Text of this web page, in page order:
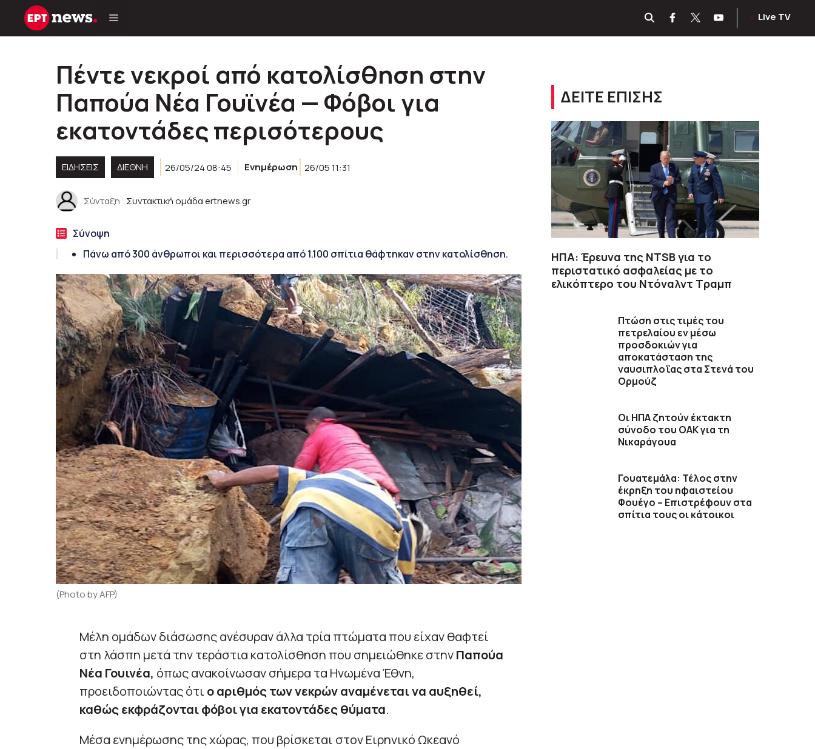
Μετάβαση
Live TV
Πέντε νεκροί από κατολίσθηση στην
Παπούα Νέα Γουϊνέα — Φόβοι για
εκατοντάδες περισότερους
ΕΙΔΗΣΕΙΣ ΔΙΕΘΝΗ 26/05/24 08:45 Ενημέρωση 26/05 11:31
Σύνταξη Συντακτική ομάδα ertnews.gr
Σύνοψη
Πάνω από 300 άνθρωποι και περισσότερα από 1.100 σπίτια θάφτηκαν στην κατολίσθηση.
(Photo by AFP)
Μέλη ομάδων διάσωσης ανέσυραν άλλα τρία πτώματα που είχαν θαφτεί
στη λάσπη μετά την τεράστια κατολίσθηση που σημειώθηκε στηνΠαπούα
Νέα Γουινέα, όπως ανακοίνωσαν σήμερα τα Ηνωμένα Έθνη,
προειδοποιώντας ότι ο αριθμός των νεκρών αναμένεται να αυξηθεί,
καθώς εκφράζονται φόβοι για εκατοντάδες θύματα.
Μέσα ενημέρωσης της χώρας, που βρίσκεται στον Ειρηνικό Ωκεανό
ΔΕΙΤΕ ΕΠΙΣΗΣ
ΗΠΑ: Έρευνα της NTSB για το
περιστατικό ασφαλείας με το
ελικόπτερο του Ντόναλντ Τραμπ
Πτώση στις τιμές του
πετρελαίου εν μέσω
προσδοκιών για
αποκατάσταση της
ναυσιπλοΐας στα Στενά του
Ορμούζ
Οι ΗΠΑ ζητούν έκτακτη
σύνοδο του ΟΑΚ για τη
Νικαράγουα
Γουατεμάλα: Τέλος στην
έκρηξη του ηφαιστείου
Φουέγο – Επιστρέφουν στα
σπίτια τους οι κάτοικοι